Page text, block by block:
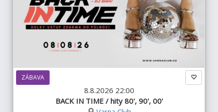
ZÁBAVA
8.8.2026 22:00
BACK IN TIME / hity 80', 90', 00'